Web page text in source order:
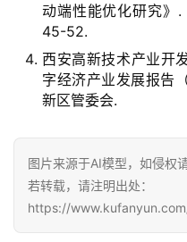
动端性能优化研究》
45-52.
西安高新技术产业开
字经济产业发展报告
新区管委会.
图片来源于AI模型，如侵权
若转载，请注明出处：
https://